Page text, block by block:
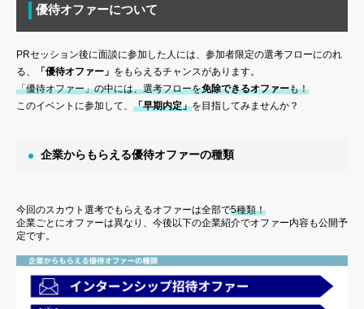
優待オファーについて
PRセッション後に面談に参加した人には、参加者限定の選考フローにのれ
る、
「優待オファー」 をもらえるチャンスがあります。
「優待オファー」の中には、選考フローを免除できるオファーも！
このイベントに参加して、 「早期内定」を目指してみませんか？
企業からもらえる優待オファーの種類
今回のスカウト選考でもらえるオファーは全部で5種類！
企業ごとにオファーは異なり、今後以下の企業紹介でオファー内容も公開予
定です。